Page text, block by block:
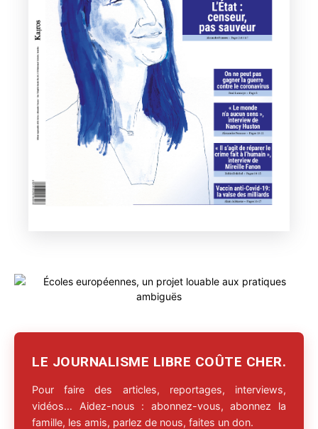
LE JOURNALISME LIBRE COÛTE CHER.
Pour faire des articles, reportages, interviews,
vidéos… Aidez-nous : abonnez-vous, abonnez la
famille, les amis, parlez de nous, faites un don.